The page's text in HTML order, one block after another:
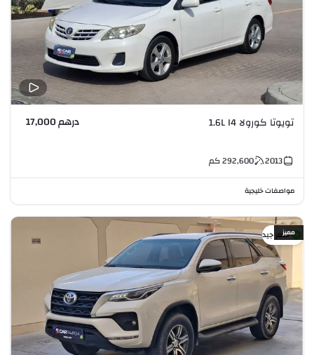
تويوتا كورولا 1.6L I4 درهم 17,000
2013
292,600كم
مواصفات خليجية
سعر جيدمميز